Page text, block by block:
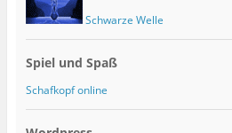
Schwarze Welle
Spiel und Spaß
Schafkopf online